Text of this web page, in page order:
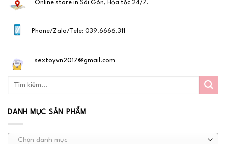
Online store in Sài Gòn, Hỏa tốc 24/7.
Phone/Zalo/Tele: 039.6666.311
sextoyvn2017@gmail.com
DANH MỤC SẢN PHẨM
Chọn danh mục